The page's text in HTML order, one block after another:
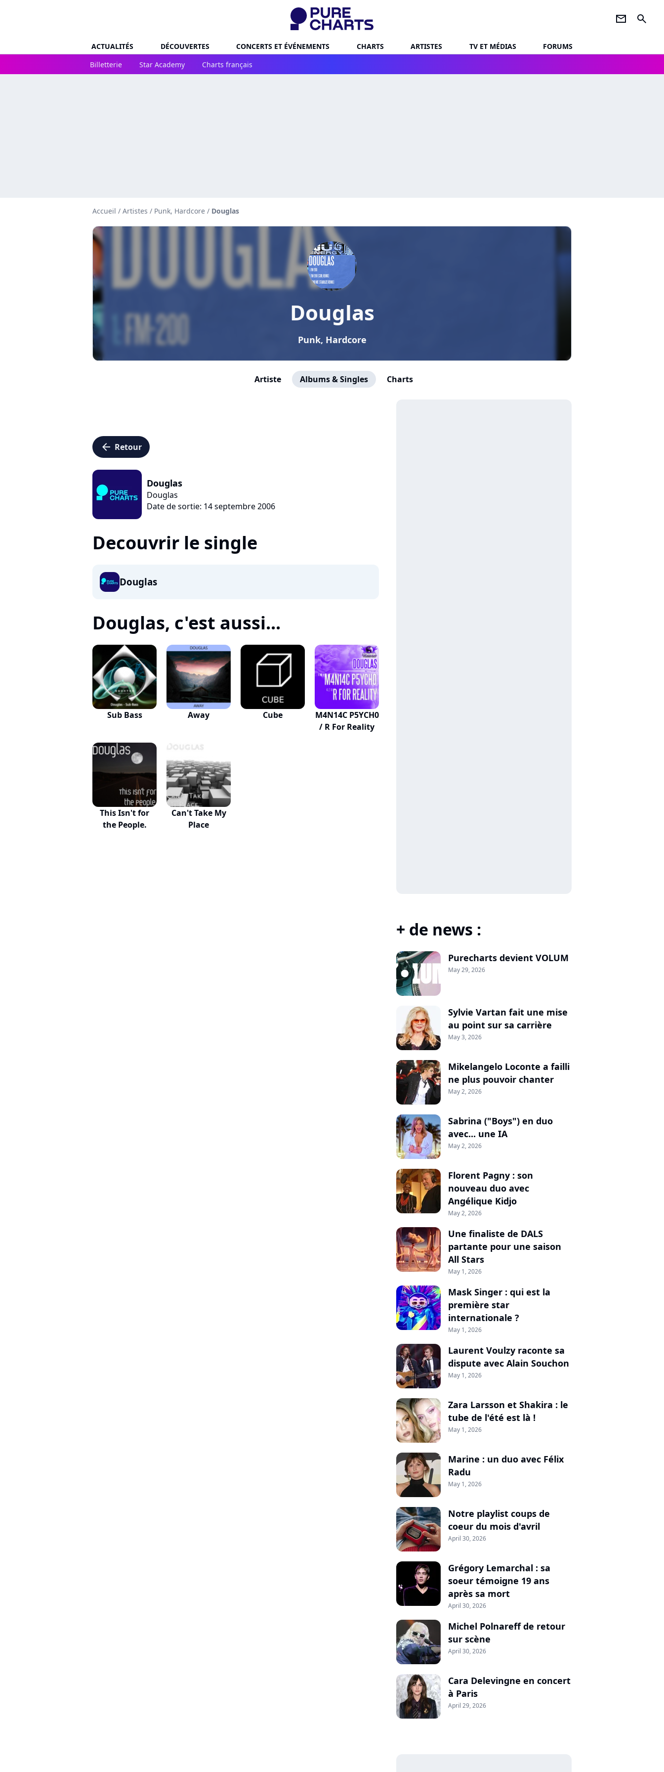
newsletter search
ACTUALITÉS DÉCOUVERTES CONCERTS ET ÉVÉNEMENTS CHARTS ARTISTES TV ET MÉDIAS
FORUMS
Billetterie
Star Academy Charts français
Accueil / Artistes / Punk, Hardcore / Douglas
Douglas
Punk, Hardcore
Artiste Albums & Singles Charts
arrow_left Retour
Douglas
Douglas
Date de sortie: 14 septembre 2006
Decouvrir le single
Douglas
Douglas, c'est aussi...
Sub Bass Away Cube
M4N14C P5YCH0
/ R For Reality
This Isn't for
the People.
Can't Take My
Place
+ de news :
Purecharts devient VOLUM
May 29, 2026
Sylvie Vartan fait une mise
au point sur sa carrière
May 3, 2026
Mikelangelo Loconte a failli
ne plus pouvoir chanter
May 2, 2026
Sabrina ("Boys") en duo
avec... une IA
May 2, 2026
Florent Pagny : son
nouveau duo avec
Angélique Kidjo
May 2, 2026
Une finaliste de DALS
partante pour une saison
All Stars
May 1, 2026
Mask Singer : qui est la
première star
internationale ?
May 1, 2026
Laurent Voulzy raconte sa
dispute avec Alain Souchon
May 1, 2026
Zara Larsson et Shakira : le
tube de l'été est là !
May 1, 2026
Marine : un duo avec Félix
Radu
May 1, 2026
Notre playlist coups de
coeur du mois d'avril
April 30, 2026
Grégory Lemarchal : sa
soeur témoigne 19 ans
après sa mort
April 30, 2026
Michel Polnareff de retour
sur scène
April 30, 2026
Cara Delevingne en concert
à Paris
April 29, 2026